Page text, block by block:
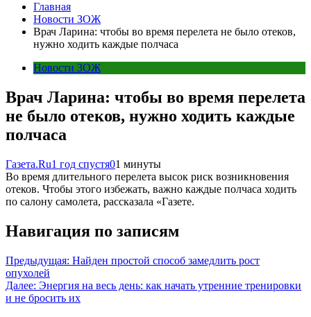
Главная
Новости ЗОЖ
Врач Ларина: чтобы во время перелета не было отеков,
нужно ходить каждые полчаса
Новости ЗОЖ
Врач Ларина: чтобы во время перелета
не было отеков, нужно ходить каждые
полчаса
Газета.Ru1 год спустя01 минуты
Во время длительного перелета высок риск возникновения
отеков. Чтобы этого избежать, важно каждые полчаса ходить
по салону самолета, рассказала «Газете.
Навигация по записям
Предыдущая: Найден простой способ замедлить рост
опухолей
Далее: Энергия на весь день: как начать утренние тренировки
и не бросить их